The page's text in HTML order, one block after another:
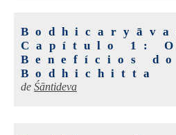
Capítulo 1:
Benefícios do
Bodhichitta
de Śāntideva